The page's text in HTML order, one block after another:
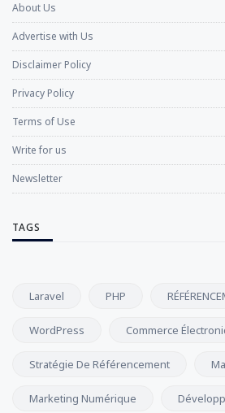
About Us
Advertise with Us
Disclaimer Policy
Privacy Policy
Terms of Use
Write for us
Newsletter
TAGS
Laravel PHP
WordPress Commerce
Stratégie De Référencement
Marketing Numérique